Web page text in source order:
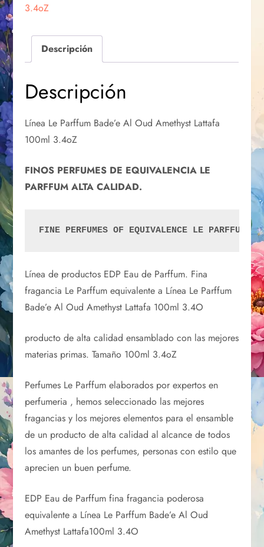
3.4oZ
Descripción
Descripción
Línea Le Parffum Bade’e Al Oud Amethyst Lattafa
100ml 3.4oZ
FINOS PERFUMES DE EQUIVALENCIA LE
PARFFUM ALTA CALIDAD.
FINE PERFUMES OF EQUIVALENCE LE PARFFUM
Línea de productos EDP Eau de Parffum. Fina
fragancia Le Parffum equivalente a Línea Le Parffum
Bade’e Al Oud Amethyst Lattafa 100ml 3.4O
producto de alta calidad ensamblado con las mejores
materias primas. Tamaño 100ml 3.4oZ
Perfumes Le Parffum elaborados por expertos en
perfumeria , hemos seleccionado las mejores
fragancias y los mejores elementos para el ensamble
de un producto de alta calidad al alcance de todos
los amantes de los perfumes, personas con estilo que
aprecien un buen perfume.
EDP Eau de Parffum fina fragancia poderosa
equivalente a Línea Le Parffum Bade’e Al Oud
Amethyst Lattafa100ml 3.4O